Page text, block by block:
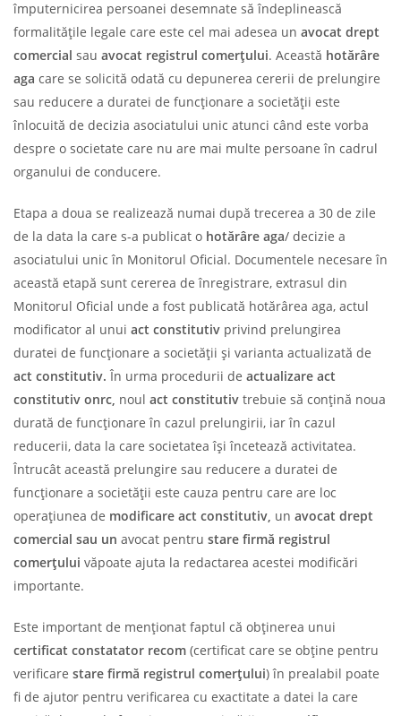
împuternicirea persoanei desemnate să îndeplinească
formalitățile legale care este cel mai adesea un avocat drept
comercial sau avocat registrul comerțului. Această hotărâre
aga care se solicită odată cu depunerea cererii de prelungire
sau reducere a duratei de funcționare a societății este
înlocuită de decizia asociatului unic atunci când este vorba
despre o societate care nu are mai multe persoane în cadrul
organului de conducere.
Etapa a doua se realizează numai după trecerea a 30 de zile
de la data la care s-a publicat o hotărâre aga/ decizie a
asociatului unic în Monitorul Oficial. Documentele necesare în
această etapă sunt cererea de înregistrare, extrasul din
Monitorul Oficial unde a fost publicată hotărârea aga, actul
modificator al unui act constitutiv privind prelungirea
duratei de funcționare a societății și varianta actualizată de
act constitutiv. În urma procedurii de actualizare act
constitutiv onrc, noul act constitutiv trebuie să conțină noua
durată de funcționare în cazul prelungirii, iar în cazul
reducerii, data la care societatea își încetează activitatea.
Întrucât această prelungire sau reducere a duratei de
funcționare a societății este cauza pentru care are loc
operațiunea de modificare act constitutiv, un avocat drept
comercial sau un avocat pentru stare firmă registrul
comerțului văpoate ajuta la redactarea acestei modificări
importante.
Este important de menționat faptul că obținerea unui
certificat constatator recom (certificat care se obține pentru
verificare stare firmă registrul comerțului) în prealabil poate
fi de ajutor pentru verificarea cu exactitate a datei la care